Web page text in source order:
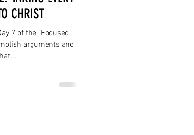
CHRIST
7 of the "Focused
arguments and